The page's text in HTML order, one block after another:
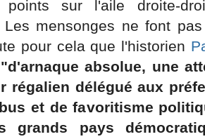
points sur l'aile droite-
Les mensonges ne font
pour cela que l'historien
"d'arnaque absolue, une
régalien délégué aux
et de favoritisme
grands pays